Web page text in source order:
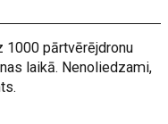
1000 pārtvērējdronu
laikā. Nenoliedzami,